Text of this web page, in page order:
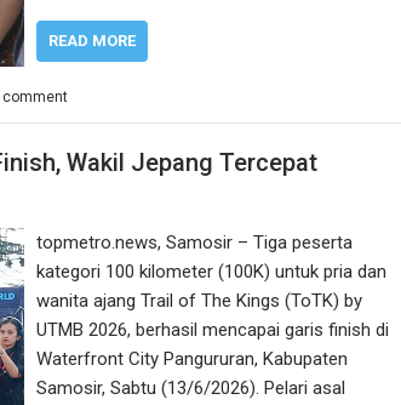
READ MORE
comment
Wakil Jepang Tercepat
topmetro.news, Samosir – Tiga peserta
kategori 100 kilometer (100K) untuk pria dan
wanita ajang Trail of The Kings (ToTK) by
UTMB 2026, berhasil mencapai garis finish di
Waterfront City Pangururan, Kabupaten
Samosir, Sabtu (13/6/2026). Pelari asal